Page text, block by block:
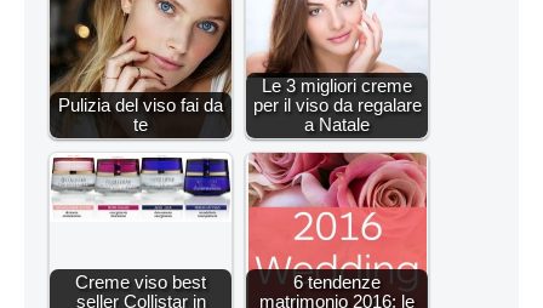
Pulizia del viso fai da
te
Le 3 migliori creme
per il viso da regalare
a Natale
Creme viso best
seller Collistar in
6 tendenze
matrimonio 2016: le